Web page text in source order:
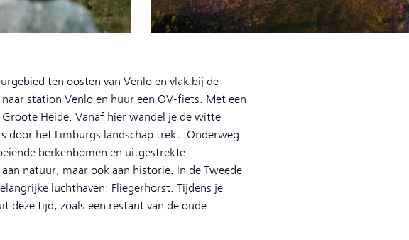
ten oosten van Venlo en vlak bij de
station Venlo en huur een OV-fiets. Met een
Heide. Vanaf hier wandel je de witte
door het Limburgs landschap trekt. Onderweg
berkenbomen en uitgestrekte
natuur, maar ook aan historie. In de Tweede
luchthaven: Fliegerhorst. Tijdens je
deze tijd, zoals een restant van de oude